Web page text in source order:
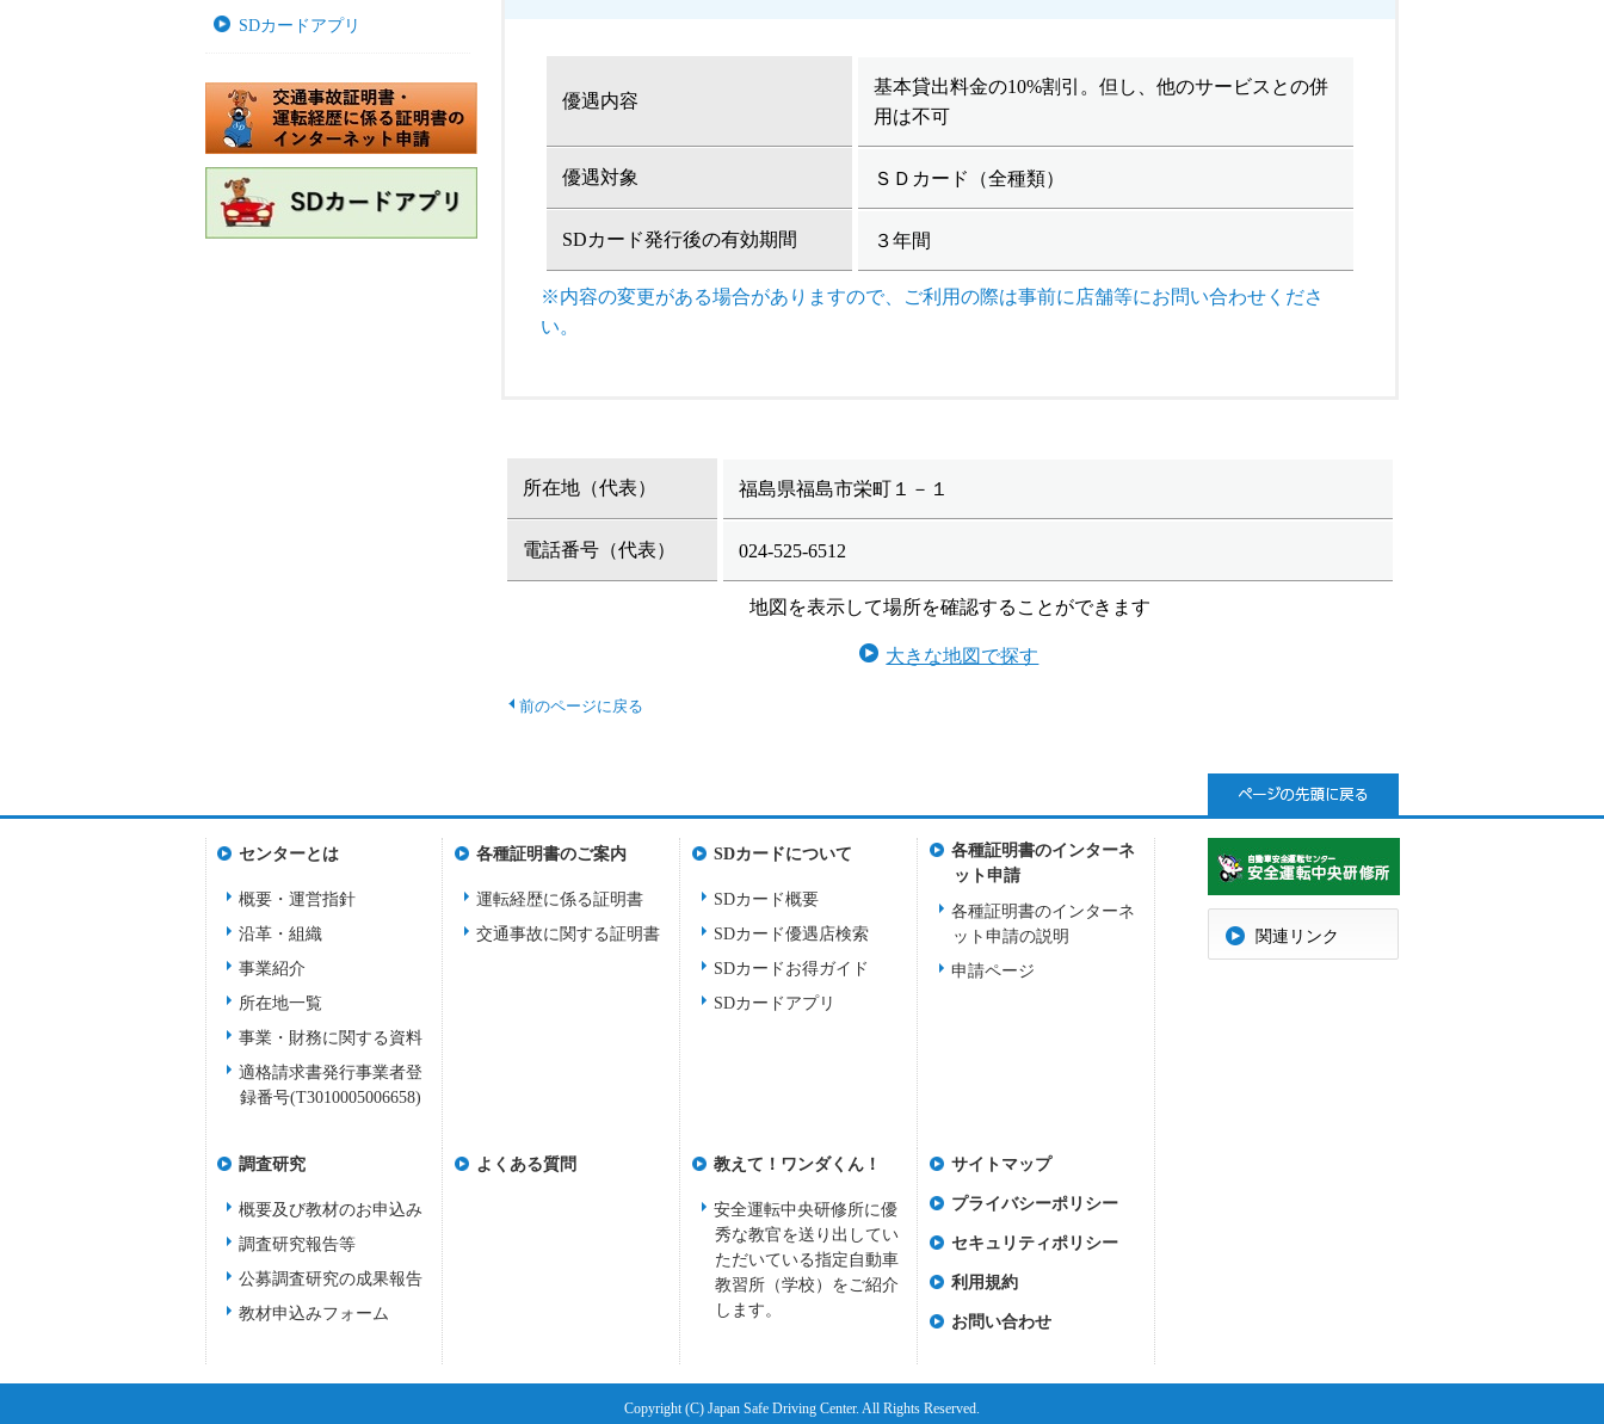
優遇内容
基本貸出料金の10%割引。但し、他のサービスとの併
用は不可
優遇対象 ＳＤカード（全種類）
SDカード発行後の有効期間 ３年間
※内容の変更がある場合がありますので、ご利用の際は事前に店舗等にお問い合わせくださ
い。
所在地（代表） 福島県福島市栄町１－１
電話番号（代表） 024-525-6512
地図を表示して場所を確認することができます
大きな地図で探す
SDカードアプリ
センターとは
概要・運営指針
沿革・組織
事業紹介
所在地一覧
事業・財務に関する資料
適格請求書発行事業者登
録番号(T3010005006658)
各種証明書のご案内
運転経歴に係る証明書
交通事故に関する証明書
SDカードについて
SDカード概要
SDカード優遇店検索
SDカードお得ガイド
SDカードアプリ
各種証明書のインターネ
ット申請
各種証明書のインターネ
ット申請の説明
申請ページ
調査研究
概要及び教材のお申込み
調査研究報告等
公募調査研究の成果報告
教材申込みフォーム
よくある質問 教えて！ワンダくん！
安全運転中央研修所に優
秀な教官を送り出してい
ただいている指定自動車
教習所（学校）をご紹介
します。
サイトマップ
プライバシーポリシー
セキュリティポリシー
利用規約
お問い合わせ
関連リンク
Copyright (C) Japan Safe Driving Center. All Rights Reserved.